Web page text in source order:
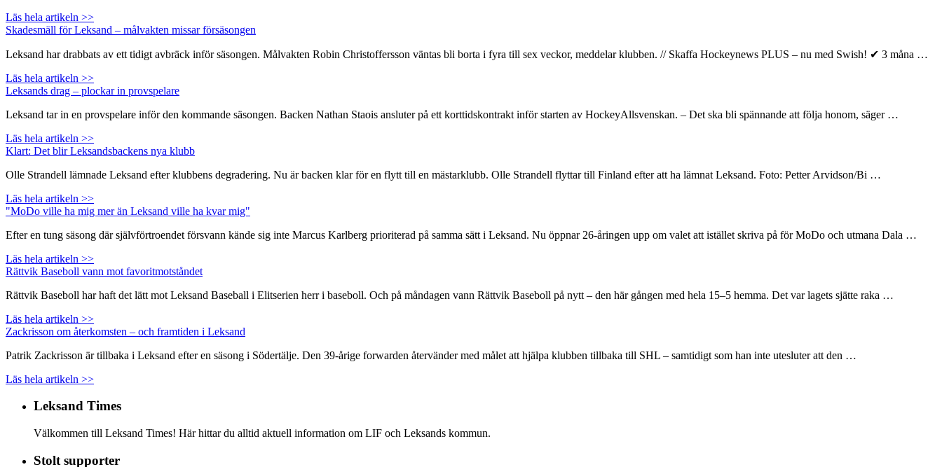
Läs hela artikeln >>
Skadesmäll för Leksand – målvakten missar försäsongen
Leksand har drabbats av ett tidigt avbräck inför säsongen. Målvakten Robin Christoffersson väntas bli borta i fyra till sex veckor, meddelar klubben. // Skaffa Hockeynews PLUS – nu med Swish! ✔ 3 måna …
Läs hela artikeln >>
Leksands drag – plockar in provspelare
Leksand tar in en provspelare inför den kommande säsongen. Backen Nathan Staois ansluter på ett korttidskontrakt inför starten av HockeyAllsvenskan. – Det ska bli spännande att följa honom, säger …
Läs hela artikeln >>
Klart: Det blir Leksandsbackens nya klubb
Olle Strandell lämnade Leksand efter klubbens degradering. Nu är backen klar för en flytt till en mästarklubb. Olle Strandell flyttar till Finland efter att ha lämnat Leksand. Foto: Petter Arvidson/Bi …
Läs hela artikeln >>
"MoDo ville ha mig mer än Leksand ville ha kvar mig"
Efter en tung säsong där självförtroendet försvann kände sig inte Marcus Karlberg prioriterad på samma sätt i Leksand. Nu öppnar 26-åringen upp om valet att istället skriva på för MoDo och utmana Dala …
Läs hela artikeln >>
Rättvik Baseboll vann mot favoritmotståndet
Rättvik Baseboll har haft det lätt mot Leksand Baseball i Elitserien herr i baseboll. Och på måndagen vann Rättvik Baseboll på nytt – den här gången med hela 15–5 hemma. Det var lagets sjätte raka …
Läs hela artikeln >>
Zackrisson om återkomsten – och framtiden i Leksand
Patrik Zackrisson är tillbaka i Leksand efter en säsong i Södertälje. Den 39-årige forwarden återvänder med målet att hjälpa klubben tillbaka till SHL – samtidigt som han inte utesluter att den …
Läs hela artikeln >>
Leksand Times
Välkommen till Leksand Times! Här hittar du alltid aktuell information om LIF och Leksands kommun.
Stolt supporter